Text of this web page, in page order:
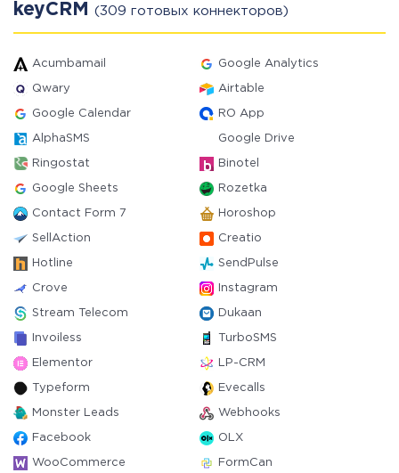
keyCRM (309 готовых коннекторов)
Acumbamail Google Analytics
Qwary Airtable
Google Calendar RO App
AlphaSMS Google Drive
Ringostat Binotel
Google Sheets Rozetka
Contact Form 7 Horoshop
SellAction Creatio
Hotline SendPulse
Crove Instagram
Stream Telecom Dukaan
Invoiless TurboSMS
Elementor LP-CRM
Typeform Evecalls
Monster Leads Webhooks
Facebook OLX
WooCommerce FormCan